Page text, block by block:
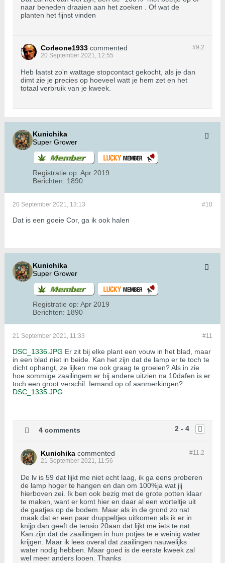
naar beneden draaien aan het zoeken . Of wat de
planten het fijnst vinden
#9.2
Corleone1933 commented
20 September 2021, 12:55
Heb laatst zo'n wattage stopcontact gekocht, als je dan
dimt zie je precies op hoeveel watt je hem zet en het
totaal verbruik van je kweek.
Kunichika
Super Grower
Registratie op: Apr 2019
Berichten: 1890
#10
20 September 2021, 13:13
Dat is een goeie Cor, ga ik ook halen
Kunichika
Super Grower
Registratie op: Apr 2019
Berichten: 1890
#11
21 September 2021, 11:33
DSC_1336.JPG Er zit bij elke plant een vouw in het blad, maar
in een blad niet in beide. Kan het zijn dat de lamp er te toch te
dicht ophangt, ze lijken me ook graag te groeien? Als in zie
hoe sommige zaailingem er bij andere uitzien na 10dafen is er
toch een groot verschil. Iemand op of aanmerkingen?
DSC_1335.JPG
2 - 4
4 comments
#11.2
Kunichika commented
21 September 2021, 11:56
De lv is 59 dat lijkt me niet echt laag, ik ga eens proberen
de lamp hoger te hangen en dan om 100%ja wat jij
hierboven zei. Ik ben ook bezig met de grote potten klaar
te maken, want er komt hier en daar al een worteltje uit
de gaatjes op de bodem. Maar als in de grond zo nat
maak dat er een paar druppeltjes uitkomen als ik er in
knijp dan geeft de tensio 20aan dat lijkt me iets te nat.
Kan zijn dat de zaailingen in hun potjes te e weinig water
krijgen. Maar ik lees overal dat zaailingen nauwelijks
water nodig hebben. Maar goed is de eerste kweek zal
wel meer anders looen. Thanks